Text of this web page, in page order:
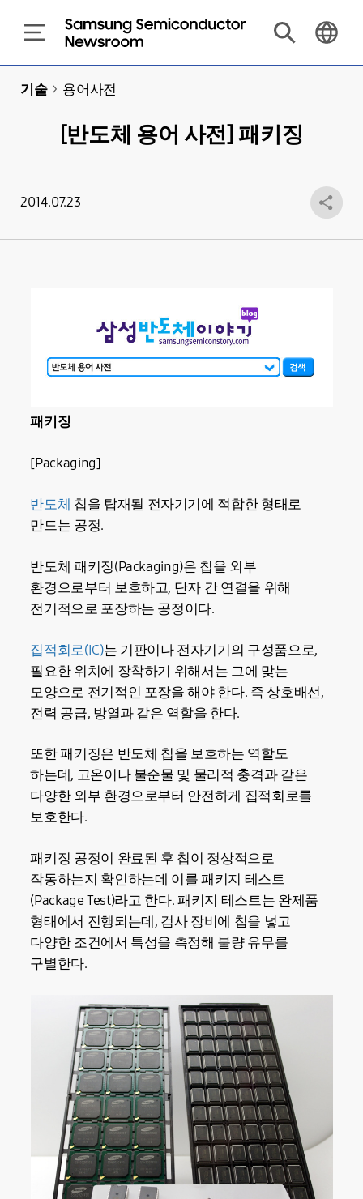
기술 > 용어사전
[반도체 용어 사전] 패키징
2014.07.23
패키징
[Packaging]
반도체 칩을 탑재될 전자기기에 적합한 형태로
만드는 공정.
반도체 패키징(Packaging)은 칩을 외부
환경으로부터 보호하고, 단자 간 연결을 위해
전기적으로 포장하는 공정이다.
집적회로(IC)는 기판이나 전자기기의 구성품으로,
필요한 위치에 장착하기 위해서는 그에 맞는
모양으로 전기적인 포장을 해야 한다. 즉 상호배선,
전력 공급, 방열과 같은 역할을 한다.
또한 패키징은 반도체 칩을 보호하는 역할도
하는데, 고온이나 불순물 및 물리적 충격과 같은
다양한 외부 환경으로부터 안전하게 집적회로를
보호한다.
패키징 공정이 완료된 후 칩이 정상적으로
작동하는지 확인하는데 이를 패키지 테스트
(Package Test)라고 한다. 패키지 테스트는 완제품
형태에서 진행되는데, 검사 장비에 칩을 넣고
다양한 조건에서 특성을 측정해 불량 유무를
구별한다.